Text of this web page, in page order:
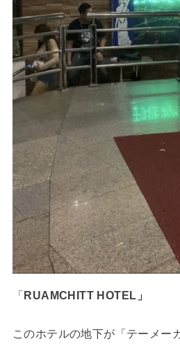
「RUAMCHITT HOTEL」
このホテルの地下が「テーメー